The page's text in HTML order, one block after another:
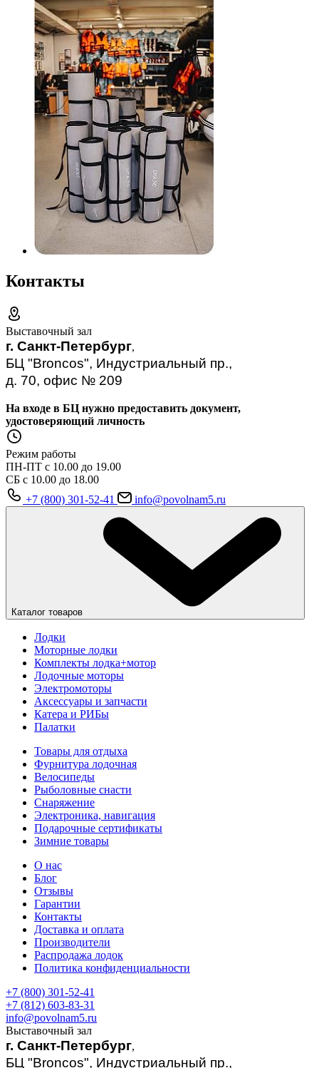
Контакты
Выставочный зал
г. Санкт-Петербург,
БЦ "Broncos", Индустриальный пр.,
д. 70, офис № 209
На входе в БЦ нужно предоставить документ,
удостоверяющий личность
Режим работы
ПН-ПТ с 10.00 до 19.00
СБ с 10.00 до 18.00
+7 (800) 301-52-41
info@povolnam5.ru
Каталог товаров
Лодки
Моторные лодки
Комплекты лодка+мотор
Лодочные моторы
Электромоторы
Аксессуары и запчасти
Катера и РИБы
Палатки
Товары для отдыха
Фурнитура лодочная
Велосипеды
Рыболовные снасти
Снаряжение
Электроника, навигация
Подарочные сертификаты
Зимние товары
О нас
Блог
Отзывы
Гарантии
Контакты
Доставка и оплата
Производители
Распродажа лодок
Политика конфиденциальности
+7 (800) 301-52-41
+7 (812) 603-83-31
info@povolnam5.ru
Выставочный зал
г. Санкт-Петербург,
БЦ "Broncos", Индустриальный пр.,